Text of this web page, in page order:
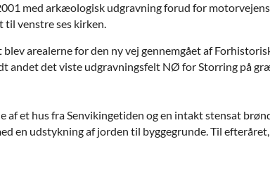
med arkæologisk udgravning forud for
til venstre ses kirken.
arealerne for den ny vej gennemgået af
andet det viste udgravningsfelt NØ for Storring på
et hus fra Senvikingetiden og en intakt stensat
en udstykning af jorden til byggegrunde. Til